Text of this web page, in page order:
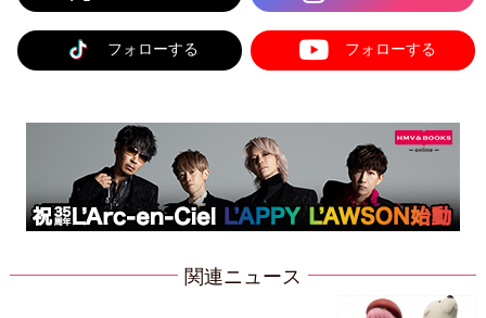
フォローする フォローする
関連ニュース